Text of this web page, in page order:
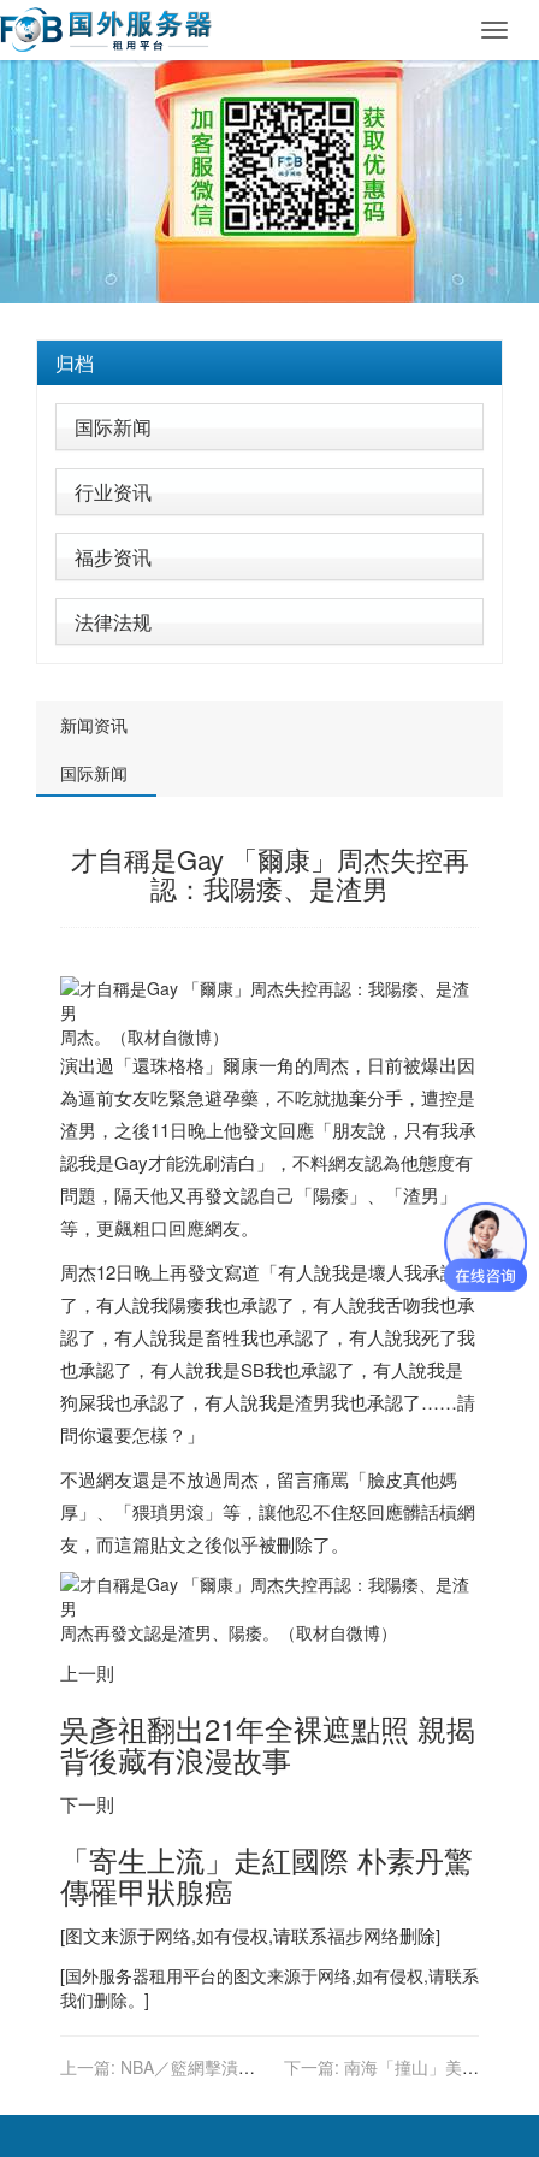
归档
国际新闻
行业资讯
福步资讯
法律法规
新闻资讯
国际新闻
才自稱是Gay 「爾康」周杰失控再
認：我陽痿、是渣男
周杰。（取材自微博）
演出過「還珠格格」爾康一角的周杰，日前被爆出因
為逼前女友吃緊急避孕藥，不吃就拋棄分手，遭控是
渣男，之後11日晚上他發文回應「朋友說，只有我承
認我是Gay才能洗刷清白」，不料網友認為他態度有
問題，隔天他又再發文認自己「陽痿」、「渣男」
等，更飆粗口回應網友。
周杰12日晚上再發文寫道「有人說我是壞人我承認
了，有人說我陽痿我也承認了，有人說我舌吻我也承
認了，有人說我是畜牲我也承認了，有人說我死了我
也承認了，有人說我是SB我也承認了，有人說我是
狗屎我也承認了，有人說我是渣男我也承認了……請
問你還要怎樣？」
不過網友還是不放過周杰，留言痛罵「臉皮真他媽
厚」、「猥瑣男滾」等，讓他忍不住怒回應髒話槓網
友，而這篇貼文之後似乎被刪除了。
周杰再發文認是渣男、陽痿。（取材自微博）
上一則
吳彥祖翻出21年全裸遮點照 親揭
背後藏有浪漫故事
下一則
「寄生上流」走紅國際 朴素丹驚
傳罹甲狀腺癌
[图文来源于网络,如有侵权,请联系福步网络删除]
[国外服务器租用平台的图文来源于网络,如有侵权,请联系
我们删除。]
上一篇: NBA／籃網擊潰活
下一篇: 南海「撞山」美核